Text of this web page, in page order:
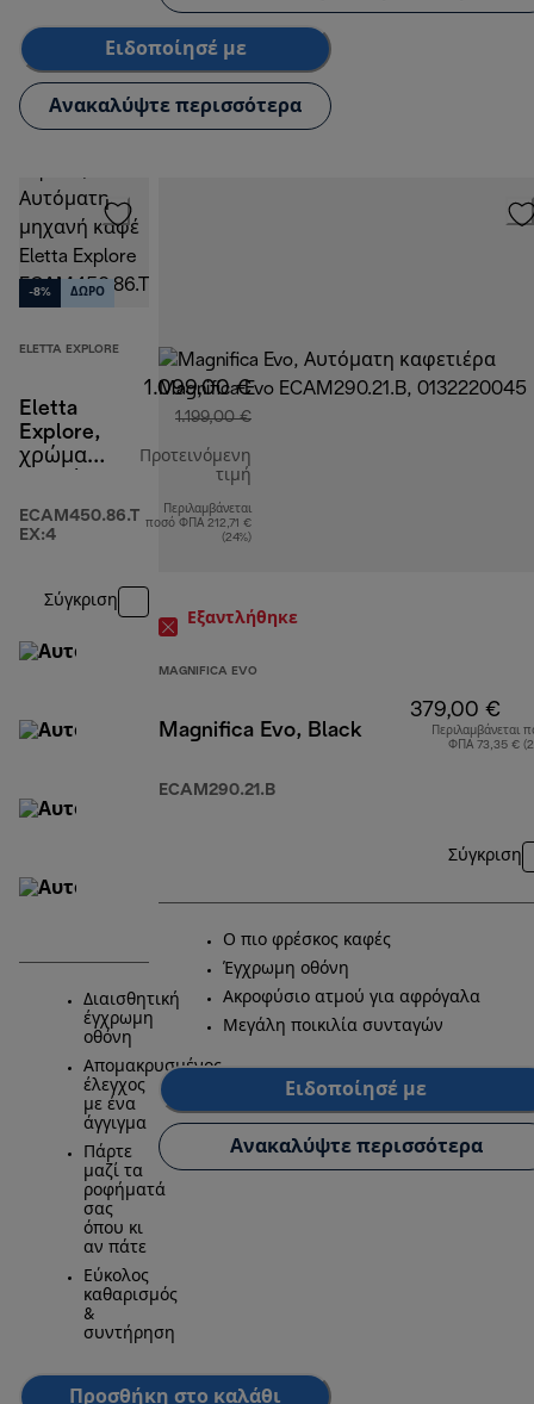
Ειδοποίησέ με
Ανακαλύψτε περισσότερα
-8% ΔΩΡΟ
ELETTA EXPLORE
Eletta
Explore,
χρώμα
ECAM450.86.T
EX:4
1.099,00 €
1.199,00 €
Προτεινόμενη
τιμή
αρχική τιμή 1.199,00 €
Περιλαμβάνεται
ποσό ΦΠΑ 212,71 €
(24%)
Σύγκριση
Διαισθητική
έγχρωμη
οθόνη
Απομακρυσμένος
έλεγχος
με ένα
άγγιγμα
Πάρτε
μαζί τα
ροφήματά
σας
όπου κι
αν πάτε
Εύκολος
καθαρισμός
&
συντήρηση
Προσθήκη στο καλάθι
Εξαντλήθηκε
MAGNIFICA EVO
Magnifica Evo, Black
ECAM290.21.B
379,00 €
Περιλαμβάνεται
ΦΠΑ 73,35 €
Σύγκριση
Ο πιο φρέσκος καφές
Έγχρωμη οθόνη
Ακροφύσιο ατμού για αφρόγαλα
Μεγάλη ποικιλία συνταγών
Ειδοποίησέ με
Ανακαλύψτε περισσότερα